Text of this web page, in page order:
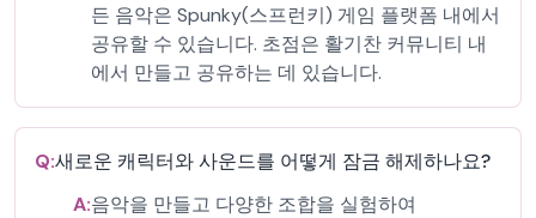
든 음악은 Spunky(스프런키) 게임 플랫폼 내에서
공유할 수 있습니다. 초점은 활기찬 커뮤니티 내
에서 만들고 공유하는 데 있습니다.
Q:새로운 캐릭터와 사운드를 어떻게 잠금 해제하나요?
A:음악을 만들고 다양한 조합을 실험하여